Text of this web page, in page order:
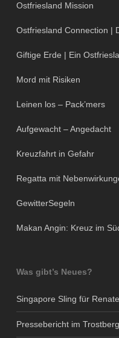
Ostfriesland Mission
Ostfriesland Connection |
Giftige Erde | Ein
Mord mit Risiken
Leinen los – Pack’mers
Aufgewacht – Angedacht
Kreuzfahrt in Gefahr
Regatta mit
GewitterSegeln
Makan Angin: Kreuz im
Was gibt’s Neues?
Singapore Sling für Renate
Pressebericht im